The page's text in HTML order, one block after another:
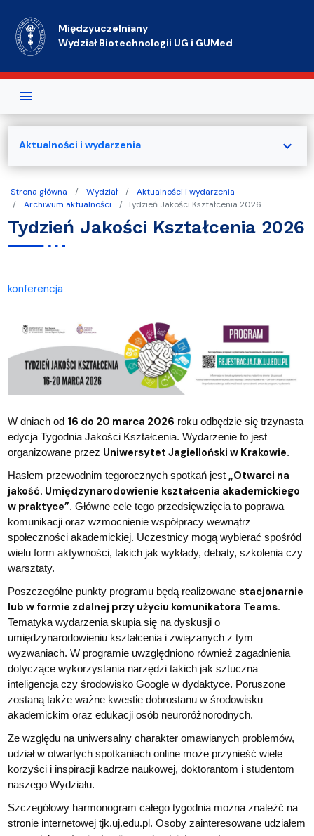
Międzyuczelniany
Wydział Biotechnologii UG i GUMed
Strona główna Wydział
Aktualności i wydarzenia
Archiwum aktualności
Tydzień Jakości Kształcenia 2026
Tydzień Jakości Kształcenia 2026
konferencja
W dniach od 16 do 20 marca 2026 roku odbędzie się trzynasta
edycja Tygodnia Jakości Kształcenia. Wydarzenie to jest
organizowane przez Uniwersytet Jagielloński w Krakowie.
Hasłem przewodnim tegorocznych spotkań jest „Otwarci na
jakość. Umiędzynarodowienie kształcenia akademickiego
w praktyce”. Główne cele tego przedsięwzięcia to poprawa
komunikacji oraz wzmocnienie współpracy wewnątrz
społeczności akademickiej. Uczestnicy mogą wybierać spośród
wielu form aktywności, takich jak wykłady, debaty, szkolenia czy
warsztaty.
Poszczególne punkty programu będą realizowane stacjonarnie
lub w formie zdalnej przy użyciu komunikatora Teams.
Tematyka wydarzenia skupia się na dyskusji o
umiędzynarodowieniu kształcenia i związanych z tym
wyzwaniach. W programie uwzględniono również zagadnienia
dotyczące wykorzystania narzędzi takich jak sztuczna
inteligencja czy środowisko Google w dydaktyce. Poruszone
zostaną także ważne kwestie dobrostanu w środowisku
akademickim oraz edukacji osób neuroróżnorodnych.
Ze względu na uniwersalny charakter omawianych problemów,
udział w otwartych spotkaniach online może przynieść wiele
korzyści i inspiracji kadrze naukowej, doktorantom i studentom
naszego Wydziału.
Szczegółowy harmonogram całego tygodnia można znaleźć na
stronie internetowej tjk.uj.edu.pl. Osoby zainteresowane udziałem
Aktualności i wydarzenia expand_more